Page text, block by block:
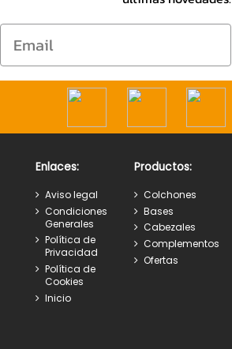
Email
Enlaces:
Aviso legal
Condiciones
Generales
Política de
Privacidad
Política de
Cookies
Inicio
Productos:
Colchones
Bases
Cabezales
Complementos
Ofertas